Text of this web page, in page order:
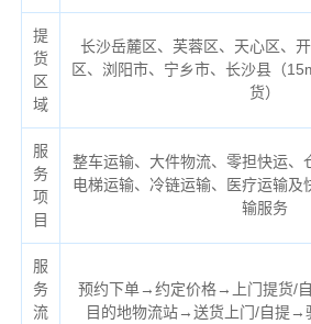
提
货
区
域
长沙岳麓区、芙蓉区、天心区、
区、浏阳市、宁乡市、长沙县（
货）
服
务
项
目
整车运输、大件物流、零担快运、
电梯运输、冷链运输、医疗运输及
输服务
服
务
流
预约下单→约定价格→上门提货/
目的地物流站→送货上门/自提→